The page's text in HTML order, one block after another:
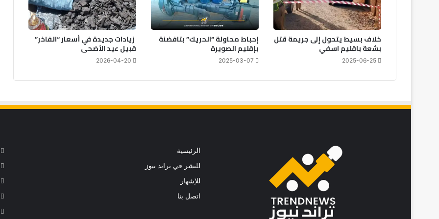
خلاف بسيط يتحول إلى جريمة قتل
بشعة باقليم اسفي
2025-06-25
إحباط محاولة “الحريك” بتافضنة
بإقليم الصويرة
2025-03-07
زيادات جديدة في أسعار “الفاخر”
قبيل عيد الأضحى
2026-04-20
الرئيسية
للنشر في تراند نيوز
للإشهار
اتصل بنا